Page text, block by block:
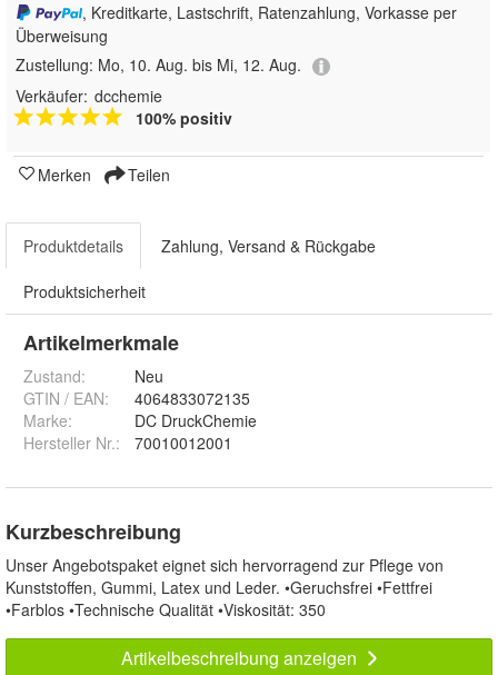
, Kreditkarte, Lastschrift, Ratenzahlung, Vorkasse per
Überweisung
Zustellung: Mo, 10. Aug. bis Mi, 12. Aug.
Verkäufer: dcchemie
100% positiv
Merken Teilen
Produktdetails Zahlung, Versand & Rückgabe
Produktsicherheit
Artikelmerkmale
Zustand:
Neu
GTIN / EAN:
4064833072135
Marke:
DC DruckChemie
Hersteller Nr.:
70010012001
Kurzbeschreibung
Unser Angebotspaket eignet sich hervorragend zur Pflege von
Kunststoffen, Gummi, Latex und Leder. •Geruchsfrei •Fettfrei
•Farblos •Technische Qualität •Viskosität: 350
Artikelbeschreibung anzeigen